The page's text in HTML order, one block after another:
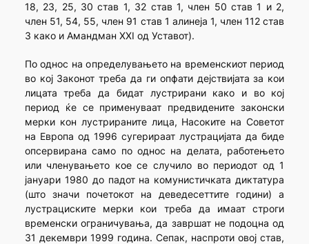
18, 23, 25, 30 став 1, 32 став 1, член 50 став 1 и 2,
член 51, 54, 55, член 91 став 1 алинеја 1, член 112 став
3 како и Амандман XXI од Уставот).
По однос на определувањето на временскиот период
во кој Законот треба да ги опфати дејствијата за кои
лицата треба да бидат лустрирани како и во кој
период ќе се применуваат предвидените законски
мерки кон лустрираните лица, Насоките на Советот
на Европа од 1996 сугерираат лустрацијата да биде
опсервирана само по однос на делата, работењето
или членувањето кое се случило во периодот од 1
јануари 1980 до падот на комунистичката диктатура
(што значи почетокот на деведесеттите години) а
лустрациските мерки кои треба да имаат строги
временски ограничувања, да завршат не подоцна од
31 декември 1999 година. Сепак, наспроти овој став,